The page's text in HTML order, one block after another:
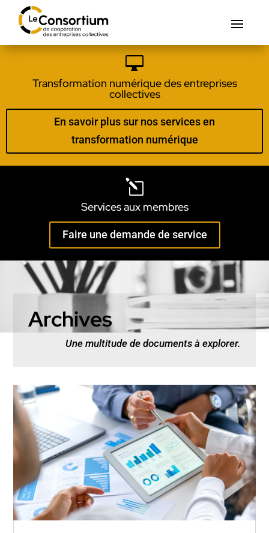

Transformation numérique des entreprises
collectives
En savoir plus sur nos services en
transformation numérique
l
Services aux membres
Faire une demande de service
Archives
Une multitude de documents à explorer.